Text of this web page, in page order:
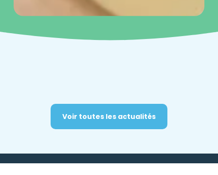
Voir toutes les actualités